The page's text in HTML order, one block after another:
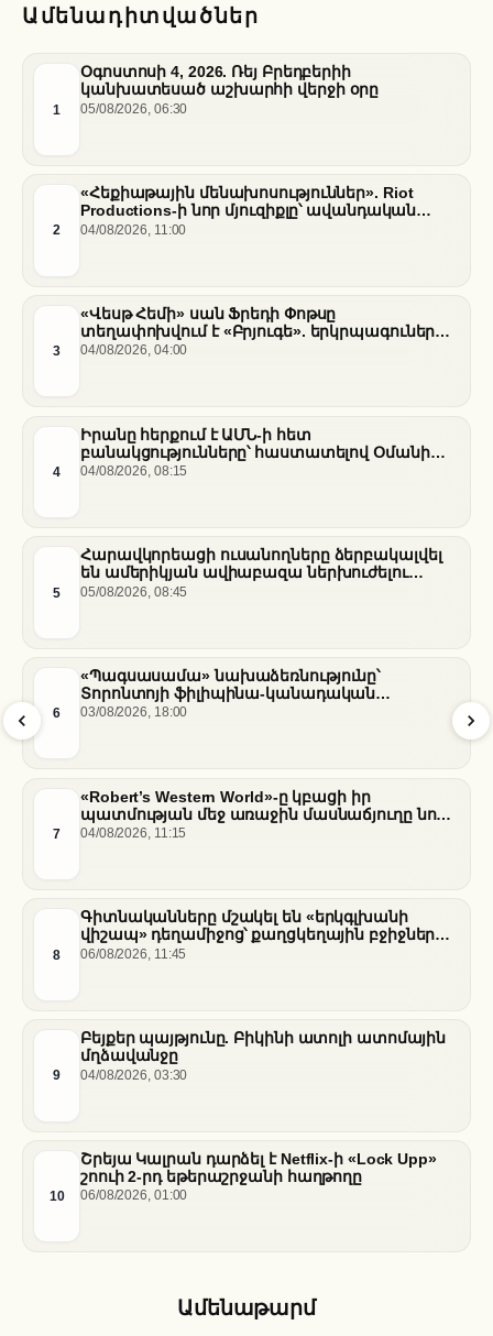
Ամենադիտվածներ
1
Օգոստոսի 4, 2026. Ռեյ Բրեդբերիի
կանխատեսած աշխարհի վերջի օրը
05/08/2026, 06:30
2
«Հեքիաթային մենախոսություններ». Riot
Productions-ի նոր մյուզիքլը՝ ավանդական
պատմությունների նոր վերաիմաստավորում
04/08/2026, 11:00
3
«Վեսթ Հեմի» սան Ֆրեդի Փոթսը
տեղափոխվում է «Բրյուգե». երկրպագուների
դժգոհությունը և ակումբի ռազմավարությունը
04/08/2026, 04:00
4
Իրանը հերքում է ԱՄՆ-ի հետ
բանակցությունները՝ հաստատելով Օմանի
միջնորդությամբ քննարկումները Հորմուզի
04/08/2026, 08:15
5
Հարավկորեացի ուսանողները ձերբակալվել
են ամերիկյան ավիաբազա ներխուժելու
համար
05/08/2026, 08:45
6
«Պագսասամա» նախաձեռնությունը՝
Տորոնտոյի ֆիլիպինա-կանադական
արվեստագետների համար
03/08/2026, 18:00
7
«Robert’s Western World»-ը կբացի իր
պատմության մեջ առաջին մասնաճյուղը նոր
«Nissan Stadium» մարզադաշտում
04/08/2026, 11:15
8
Գիտնականները մշակել են «երկգլխանի
վիշապ» դեղամիջոց՝ քաղցկեղային բջիջները
սովամահ անելու համար
06/08/2026, 11:45
9
Բեյքեր պայթյունը. Բիկինի ատոլի ատոմային
մղձավանջը
04/08/2026, 03:30
10
Շրեյա Կալրան դարձել է Netflix-ի «Lock Upp»
շոուի 2-րդ եթերաշրջանի հաղթողը
06/08/2026, 01:00
Ամենաթարմ